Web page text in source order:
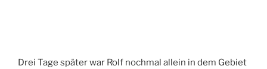
Drei Tage später war Rolf nochmal allein in dem Gebiet